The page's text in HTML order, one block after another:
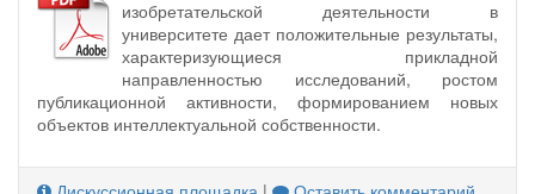
изобретательской деятельности в
университете дает положительные результаты,
характеризующиеся прикладной
направленностью исследований, ростом
публикационной активности, формированием новых
объектов интеллектуальной собственности.